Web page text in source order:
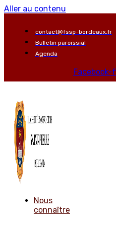
Aller au contenu
contact@fssp-bordeaux.fr
Bulletin paroissial
Agenda
Facebook-f
Nous
connaître